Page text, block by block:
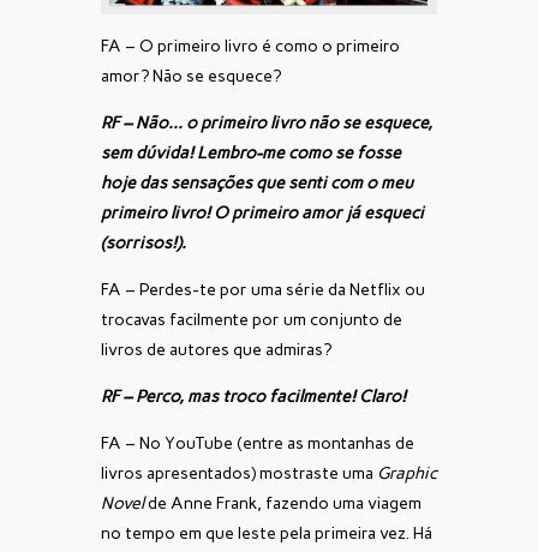
FA – O primeiro livro é como o primeiro
amor? Não se esquece?
RF – Não… o primeiro livro não se esquece,
sem dúvida! Lembro-me como se fosse
hoje das sensações que senti com o meu
primeiro livro! O primeiro amor já esqueci
(sorrisos!).
FA – Perdes-te por uma série da Netflix ou
trocavas facilmente por um conjunto de
livros de autores que admiras?
RF – Perco, mas troco facilmente! Claro!
FA – No YouTube (entre as montanhas de
livros apresentados) mostraste uma Graphic
Novelde Anne Frank, fazendo uma viagem
no tempo em que leste pela primeira vez. Há